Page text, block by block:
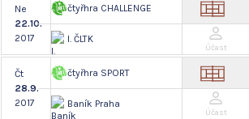
Ne
22.10.
2017
čtyřhra CHALLENGE
I. ČLTK
Účast
Čt
28.9.
2017
čtyřhra SPORT
Baník Praha
Účast